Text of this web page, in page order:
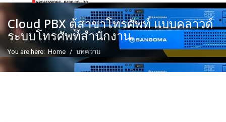
Cloud PBX ตู้สาขาโทรศัพท์ แบบคลาวด์
ระบบโทรศัพท์สำนักงาน
You are here: Home บทความ